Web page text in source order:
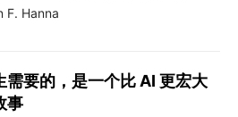
F. Hanna
需要的，是一个比 AI 更宏大
事